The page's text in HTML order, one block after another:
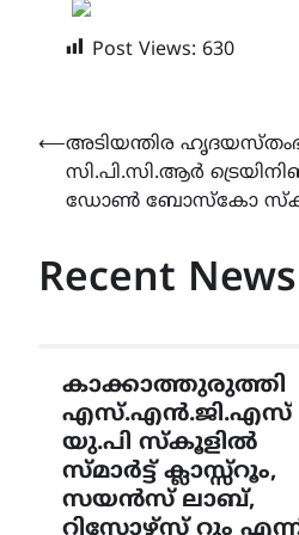
Post Views: 630
Post
navigation
⟵അടിയന്തിര
സി.പി.സി.ആർ
ഡോൺ ബോസ്കോ സ്കൂൾ
Recent News
കാക്കാത്തുരുത്തി
എസ്.എൻ.ജി.എസ്
യു.പി സ്കൂളിൽ
സ്മാർട്ട് ക്ലാസ്സ്‌റൂം,
സയൻസ് ലാബ്,